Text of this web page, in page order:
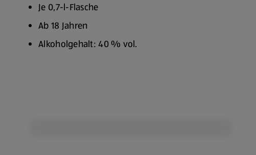
Je 0,7-l-Flasche
Ab 18 Jahren
Alkoholgehalt: 40 % vol.